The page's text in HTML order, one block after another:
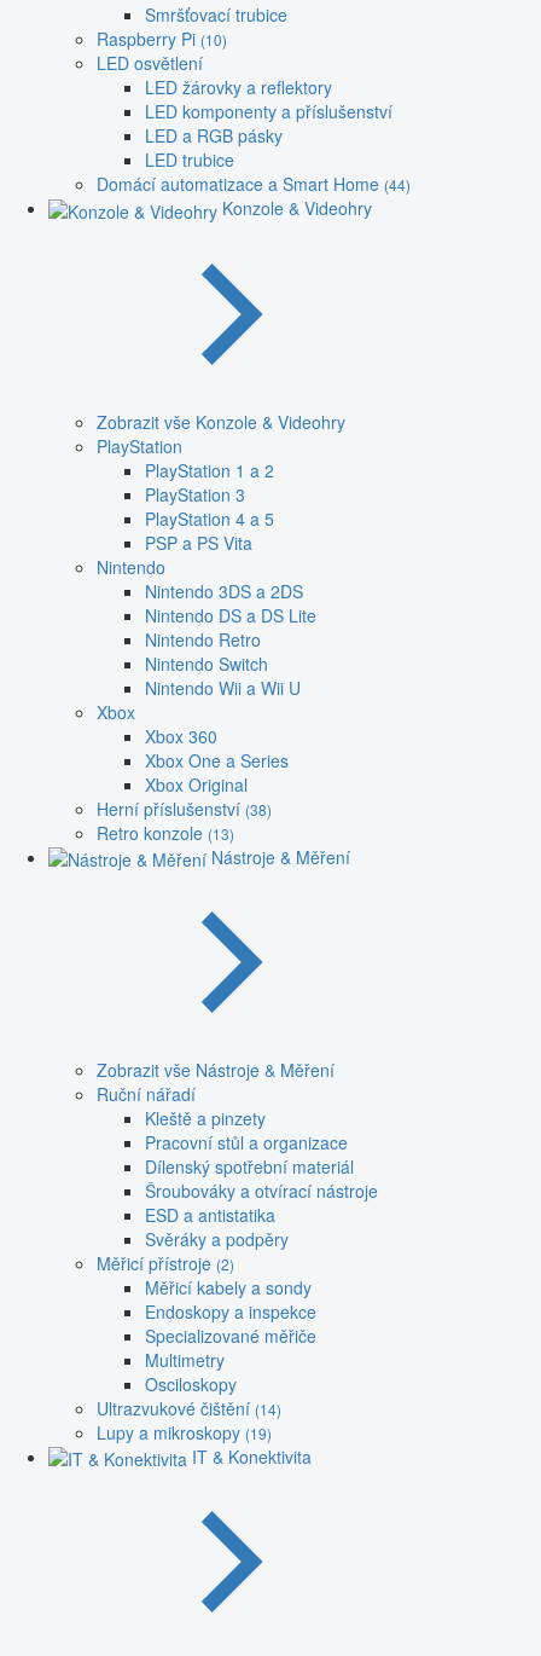
Smršťovací trubice
Raspberry Pi (10)
LED osvětlení
LED žárovky a reflektory
LED komponenty a příslušenství
LED a RGB pásky
LED trubice
Domácí automatizace a Smart Home (44)
Konzole & Videohry
Zobrazit vše Konzole & Videohry
PlayStation
PlayStation 1 a 2
PlayStation 3
PlayStation 4 a 5
PSP a PS Vita
Nintendo
Nintendo 3DS a 2DS
Nintendo DS a DS Lite
Nintendo Retro
Nintendo Switch
Nintendo Wii a Wii U
Xbox
Xbox 360
Xbox One a Series
Xbox Original
Herní příslušenství (38)
Retro konzole (13)
Nástroje & Měření
Zobrazit vše Nástroje & Měření
Ruční nářadí
Kleště a pinzety
Pracovní stůl a organizace
Dílenský spotřební materiál
Šroubováky a otvírací nástroje
ESD a antistatika
Svěráky a podpěry
Měřicí přístroje (2)
Měřicí kabely a sondy
Endoskopy a inspekce
Specializované měřiče
Multimetry
Osciloskopy
Ultrazvukové čištění (14)
Lupy a mikroskopy (19)
IT & Konektivita